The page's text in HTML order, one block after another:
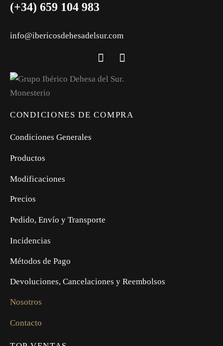
(+34) 659 104 983
info@ibericosdehesadelsur.com
CONDICIONES DE COMPRA
Condiciones Generales
Productos
Modificaciones
Precios
Pedido, Envío y Transporte
Incidencias
Métodos de Pago
Devoluciones, Cancelaciones y Reembolsos
Nosotros
Contacto